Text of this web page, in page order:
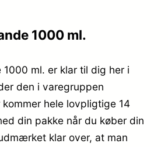
1000 ml.
1000 ml. er klar til dig her i
den i varegruppen
kommer hele lovpligtige 14
din pakke når du køber din
klar over, at man